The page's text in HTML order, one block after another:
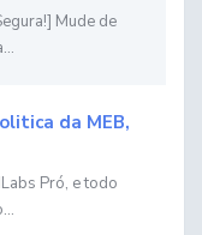
Mude de
da MEB,
Pró, e todo